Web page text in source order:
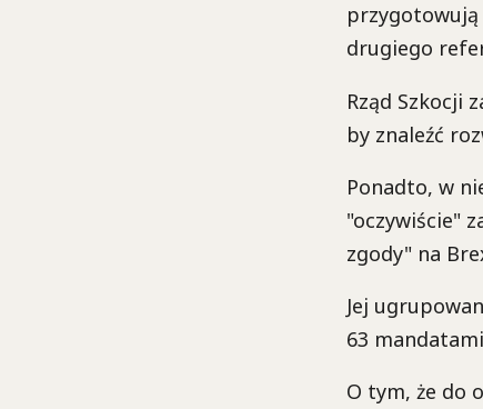
drugiego
Rząd Szkocji
by znaleźć
Ponadto, w
"oczywiście"
zgody" na
Jej
63
O tym, że do